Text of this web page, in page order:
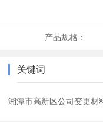
产品规格：
关键词
湘潭市高新区公司变更材